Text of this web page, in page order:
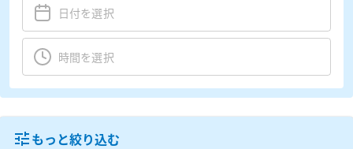
もっと絞り込む